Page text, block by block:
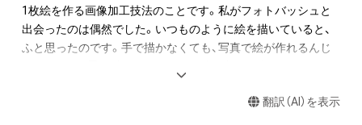
知的財産権を有することを意味しません。
・本アイテムの著作権を有する方、著作隣接権の権利者またはそ
の管理委託を受けている者からの事前の同意なしに、上記の「本
権を侵害するおそれのある行為(改変、公開、配布、逆コンパイ
ル、リバースエンジニアリングを含みますが、これに限定されま
1枚絵を作る画像加工技法のことです。私がフォトバッシュと
出会ったのは偶然でした。いつものように絵を描いていると、
ふと思ったのです。手で描かなくても、写真で絵が作れるんじ
翻訳（AI）を表示